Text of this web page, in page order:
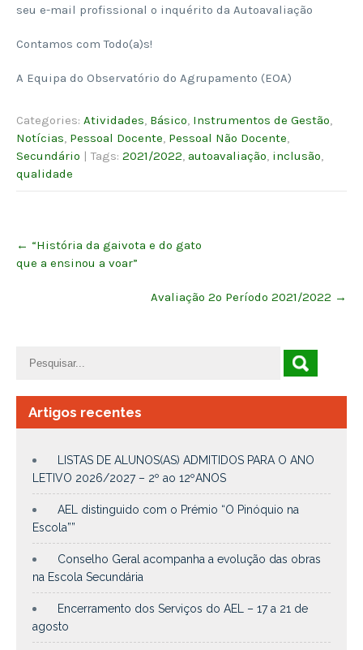
seu e-mail profissional o inquérito da Autoavaliação
Contamos com Todo(a)s!
A Equipa do Observatório do Agrupamento (EOA)
Categories: Atividades, Básico, Instrumentos de Gestão,
Notícias, Pessoal Docente, Pessoal Não Docente,
Secundário | Tags: 2021/2022, autoavaliação, inclusão,
qualidade
navigation
← “História da gaivota e do gato
que a ensinou a voar”
Avaliação 2º Período 2021/2022 →
Artigos recentes
LISTAS DE ALUNOS(AS) ADMITIDOS PARA O ANO
LETIVO 2026/2027 – 2º ao 12ºANOS
AEL distinguido com o Prémio “O Pinóquio na
Escola””
Conselho Geral acompanha a evolução das obras
na Escola Secundária
Encerramento dos Serviços do AEL – 17 a 21 de
agosto